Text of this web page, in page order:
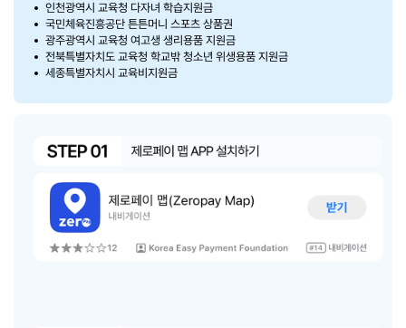
인천광역시 교육청 다자녀 학습지원금
국민체육진흥공단 튼튼머니 스포츠 상품권
광주광역시 교육청 여고생 생리용품 지원금
전북특별자치도 교육청 학교밖 청소년 위생용품 지원금
세종특별자치시 교육비지원금